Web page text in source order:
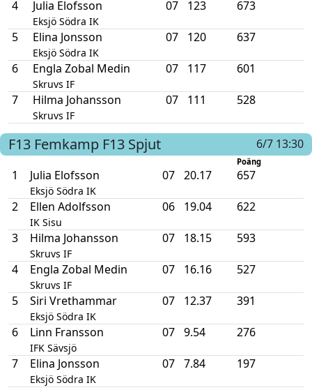
4 Julia Elofsson
Eksjö Södra IK
07 123 673
5 Elina Jonsson
Eksjö Södra IK
07 120 637
6 Engla Zobal Medin
Skruvs IF
07 117 601
7 Hilma Johansson
Skruvs IF
07 111 528
F13 Femkamp F13 Spjut 6/7 13:30
Poäng
1 Julia Elofsson
Eksjö Södra IK
07 20.17 657
2 Ellen Adolfsson
IK Sisu
06 19.04 622
3 Hilma Johansson
Skruvs IF
07 18.15 593
4 Engla Zobal Medin
Skruvs IF
07 16.16 527
5 Siri Vrethammar
Eksjö Södra IK
07 12.37 391
6 Linn Fransson
IFK Sävsjö
07 9.54 276
7 Elina Jonsson
Eksjö Södra IK
07 7.84 197